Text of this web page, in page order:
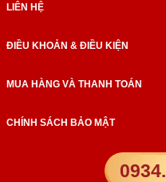
LIÊN HỆ
ĐIỀU KHOẢN & ĐIỀU KIỆN
MUA HÀNG VÀ THANH TOÁN
CHÍNH SÁCH BẢO MẬT